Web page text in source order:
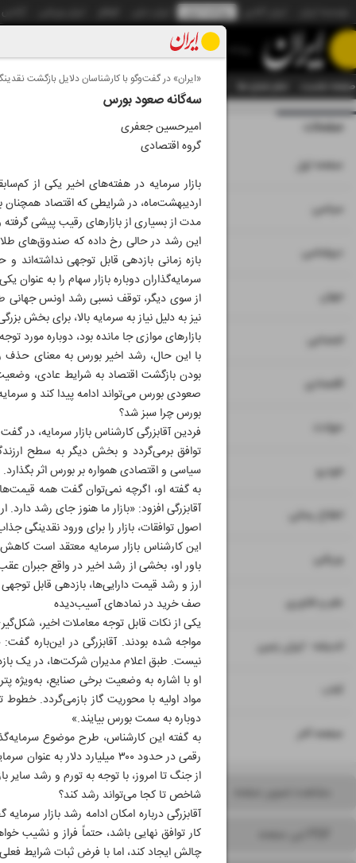
صفحه نخست تمام ویژه نامه ها آرشیو سازمان آگهی‌ها دستیار
«ایران» در گفت‌وگو با کارشناسان دلایل بازگشت
سه‌گانه صعود بورس
امیرحسین جعفری
گروه اقتصادی
اردیبهشت‌ماه، در شرایطی که اقتصاد همچنان
مدت از بسیاری از بازارهای رقیب پیشی گرفته و به بیش از
این رشد در حالی رخ داده که صندوق‌های
بازه زمانی بازدهی قابل توجهی
سرمایه‌گذاران دوباره بازار سهام را به
از سوی دیگر، توقف نسبی رشد اونس جهانی
نیز به دلیل نیاز به سرمایه بالا، برای
بازارهای موازی جا مانده بود، دوباره مورد
با این حال، رشد اخیر بورس به معنای حذف
بودن بازگشت اقتصاد به شرایط عادی،
صعودی بورس می‌تواند ادامه پیدا کند و
بورس چرا سبز شد؟
فردین آقابزرگی کارشناس بازار سرمایه، در
سیاسی و اقتصادی همواره بر بورس اثر
به گفته او، اگرچه نمی‌توان گفت همه
آقابزرگی افزود: «بازار ما هنوز جای رشد
اصول توافقات، بازار را برای ورود نقدینگی
این کارشناس بازار سرمایه معتقد است
باور او، بخشی از رشد اخیر در واقع جبران
ارز و رشد قیمت دارایی‌ها، بازدهی قابل توجهی
صف خرید در نمادهای آسیب‌دیده
یکی از نکات قابل توجه معاملات اخیر،
مواجه شده بودند. آقابزرگی در این‌باره
نیست. طبق اعلام مدیران شرکت‌ها، در یک
او با اشاره به وضعیت برخی صنایع،
مواد اولیه با محوریت گاز بازمی‌گردد.
دوباره به سمت بورس بیایند.»
به گفته این کارشناس، طرح موضوع
رقمی در حدود ۳۰۰ میلیارد
از جنگ تا امروز، با توجه به تورم و رشد سایر
شاخص تا کجا می‌تواند رشد کند؟
آقابزرگی درباره امکان ادامه رشد بازار
کار توافق نهایی باشد، حتماً فراز و نشیب
چالش ایجاد کند، اما با فرض ثبات شرایط
صفحات
صفحه اول
سیاسی ۲ ۳
دیپلماسی ۴
جهان ۵
اجتماعی ۶
اقتصادی ۷ ۸
حوادث ۹
خودرو ۱۰
اطلاع رسانی ۱۱
ورزشی ۱۲
علم و فناوری ۱۳
اندیشه - ایران زمین ۱۴
کتاب ۱۵
صفحه آخر ۱۶